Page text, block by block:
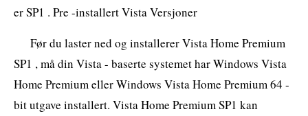
er SP1 . Pre -installert Vista Versjoner
Før du laster ned og installerer Vista Home Premium
SP1 , må din Vista - baserte systemet har Windows Vista
Home Premium eller Windows Vista Home Premium 64 -
bit utgave installert. Vista Home Premium SP1 kan